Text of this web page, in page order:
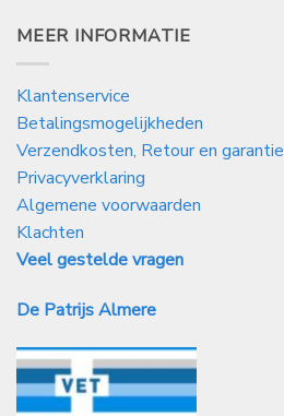
MEER INFORMATIE
Klantenservice
Betalingsmogelijkheden
Verzendkosten, Retour en garantie
Privacyverklaring
Algemene voorwaarden
Klachten
Veel gestelde vragen
De Patrijs Almere